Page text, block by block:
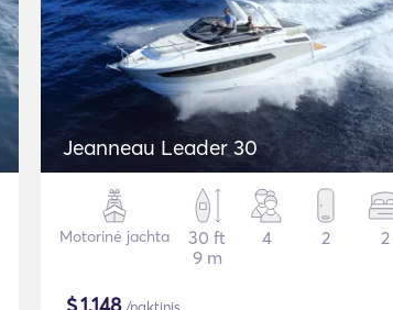
Jeanneau Leader 30
Motorinė jachta
30 ft
9 m
4 2 2